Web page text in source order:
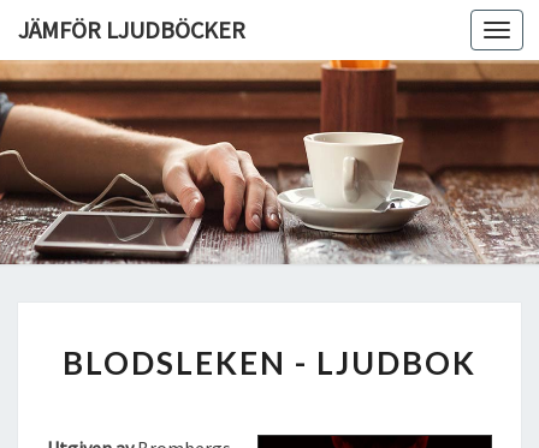
JÄMFÖR LJUDBÖCKER
L
S
BLODSLEKEN - LJUDBOK